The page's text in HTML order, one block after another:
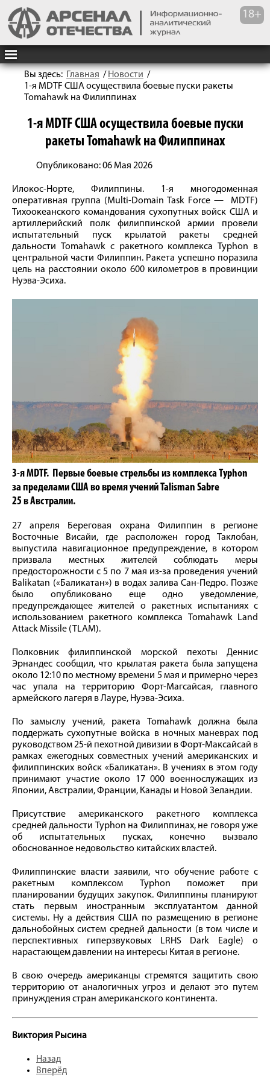
Вы здесь: Главная / Новости /
1-я MDTF США осуществила боевые пуски ракеты
Tomahawk на Филиппинах
1-я MDTF США осуществила боевые пуски
ракеты Tomahawk на Филиппинах
Опубликовано: 06 Мая 2026
Илокос-Норте, Филиппины. 1-я многодоменная
оперативная группа (Multi-Domain Task Force — MDTF)
Тихоокеанского командования сухопутных войск США и
артиллерийский полк филиппинской армии провели
испытательный пуск крылатой ракеты средней
дальности Tomahawk с ракетного комплекса Typhon в
центральной части Филиппин. Ракета успешно поразила
цель на расстоянии около 600 километров в провинции
Нуэва-Эсиха.
3-я MDTF. Первые боевые стрельбы из комплекса Typhon
за пределами США во время учений Talisman Sabre
25 в Австралии.
27 апреля Береговая охрана Филиппин в регионе
Восточные Висайи, где расположен город Таклобан,
выпустила навигационное предупреждение, в котором
призвала местных жителей соблюдать меры
предосторожности с 5 по 7 мая из-за проведения учений
Balikatan («Баликатан») в водах залива Сан-Педро. Позже
было опубликовано еще одно уведомление,
предупреждающее жителей о ракетных испытаниях с
использованием ракетного комплекса Tomahawk Land
Attack Missile (TLAM).
Полковник филиппинской морской пехоты Деннис
Эрнандес сообщил, что крылатая ракета была запущена
около 12:10 по местному времени 5 мая и примерно через
час упала на территорию Форт-Магсайсая, главного
армейского лагеря в Лауре, Нуэва-Эсиха.
По замыслу учений, ракета Tomahawk должна была
поддержать сухопутные войска в ночных маневрах под
руководством 25-й пехотной дивизии в Форт-Максайсай в
рамках ежегодных совместных учений американских и
филиппинских войск «Баликатан». В учениях в этом году
принимают участие около 17 000 военнослужащих из
Японии, Австралии, Франции, Канады и Новой Зеландии.
Присутствие американского ракетного комплекса
средней дальности Typhon на Филиппинах, не говоря уже
об испытательных пусках, конечно вызвало
обоснованное недовольство китайских властей.
Филиппинские власти заявили, что обучение работе с
ракетным комплексом Typhon поможет при
планировании будущих закупок. Филиппины планируют
стать первым иностранным эксплуатантом данной
системы. Ну а действия США по размещению в регионе
дальнобойных систем средней дальности (в том числе и
перспективных гиперзвуковых LRHS Dark Eagle) о
нарастающем давлении на интересы Китая в регионе.
В свою очередь американцы стремятся защитить свою
территорию от аналогичных угроз и делают это путем
принуждения стран американского континента.
Виктория Рысина
Назад
Вперёд